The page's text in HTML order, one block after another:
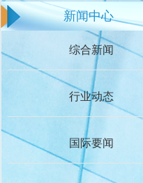
新闻中心
综合新闻
行业动态
国际要闻